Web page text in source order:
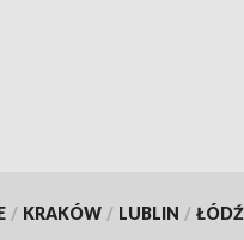
/ KRAKÓW / LUBLIN / ŁÓDŹ